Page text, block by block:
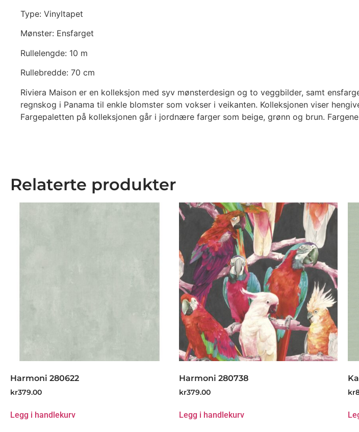
Type: Vinyltapet
Mønster: Ensfarget
Rullelengde: 10 m
Rullebredde: 70 cm
Riviera Maison er en kolleksjon med syv mønsterdesign og to veggbilder, samt
regnskog i Panama til enkle blomster som vokser i veikanten. Kolleksjonen viser
Fargepaletten på kolleksjonen går i jordnære farger som beige, grønn og brun.
Relaterte produkter
Harmoni 280622
kr379.00
Legg i handlekurv
Harmoni 280738
kr379.00
Legg i handlekurv
kr